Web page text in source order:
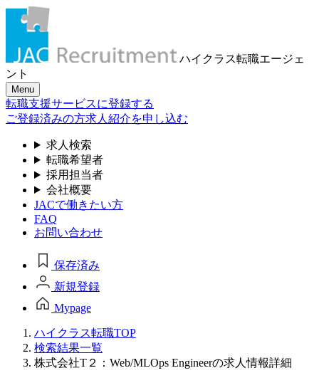
ハイクラス転職エージェ
ント
Menu
転職支援サービスに登録する
ご登録済みの方求人紹介を申し込む
求人検索
転職希望者
採用担当者
会社概要
JACで働きたい方
FAQ
お問い合わせ
保存済み
新規登録
Mypage
ハイクラス転職TOP
検索結果一覧
株式会社T２：Web/MLOps Engineerの求人情報詳細